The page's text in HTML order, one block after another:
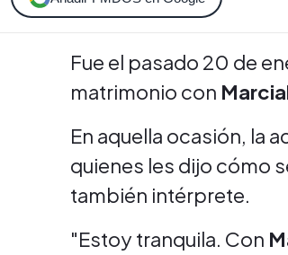
Fue el pasado 20 de
matrimonio con
En aquella ocasión, la
quienes les dijo cómo
también intérprete.
"Estoy tranquila. Con